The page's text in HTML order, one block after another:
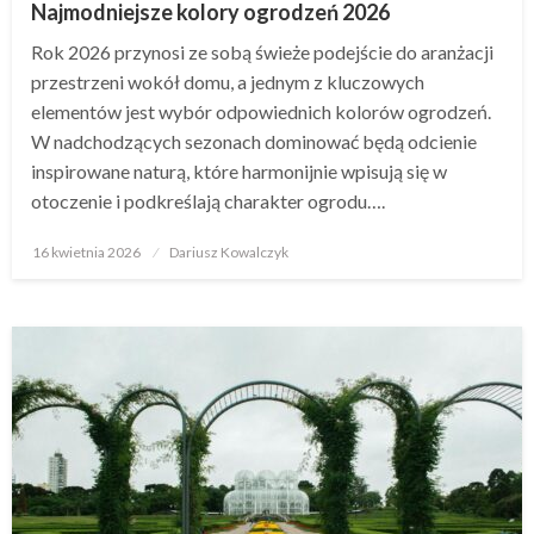
Najmodniejsze kolory ogrodzeń 2026
Rok 2026 przynosi ze sobą świeże podejście do aranżacji
przestrzeni wokół domu, a jednym z kluczowych
elementów jest wybór odpowiednich kolorów ogrodzeń.
W nadchodzących sezonach dominować będą odcienie
inspirowane naturą, które harmonijnie wpisują się w
otoczenie i podkreślają charakter ogrodu….
Opublikowane
16 kwietnia 2026 Dariusz Kowalczyk